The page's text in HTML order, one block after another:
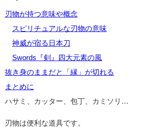
刃物が持つ意味や概念
スピリチュアルな刃物の意味
神威が宿る日本刀
Swords『剣』四大元素の風
抜き身のままだと「縁」が切れる
まとめに
ハサミ、カッター、包丁、カミソリ…
刃物は便利な道具です。